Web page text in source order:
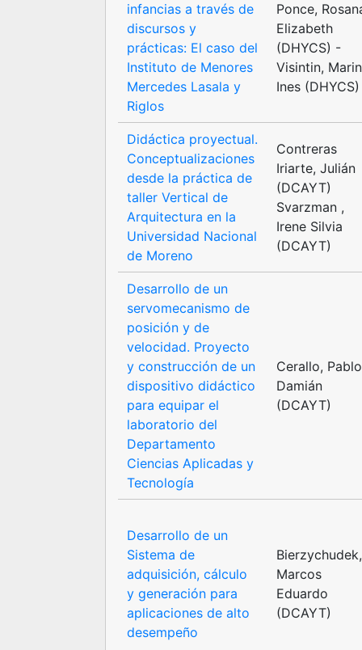
infancias a través de
discursos y
prácticas: El caso del
Instituto de Menores
Mercedes Lasala y
Riglos
Ponce,
Elizabeth
(DHYCS) -
Visintin,
Ines (DHYCS)
Didáctica proyectual.
Conceptualizaciones
desde la práctica de
taller Vertical de
Arquitectura en la
Universidad Nacional
de Moreno
Contreras
Iriarte, Julián
(DCAYT)
Svarzman ,
Irene Silvia
(DCAYT)
Desarrollo de un
servomecanismo de
posición y de
velocidad. Proyecto
y construcción de un
dispositivo didáctico
para equipar el
laboratorio del
Departamento
Ciencias Aplicadas y
Tecnología
Cerallo, Pablo
Damián
(DCAYT)
Desarrollo de un
Sistema de
adquisición, cálculo
y generación para
aplicaciones de alto
desempeño
Bierzychudek,
Marcos
Eduardo
(DCAYT)